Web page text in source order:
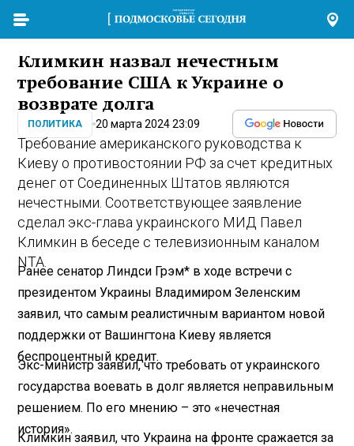
Климкин назвал нечестным
требование США к Украине о
возврате долга
ПОЛИТИКА 20 марта 2024 23:09
Требование американского руководства к
Киеву о противостоянии РФ за счет кредитных
денег от Соединенных Штатов являются
нечестными. Соответствующее заявление
сделал экс-глава украинского МИД Павел
Климкин в беседе с телевизионным каналом
NTA.
Ранее сенатор Линдси Грэм* в ходе встречи с
президентом Украины Владимиром Зеленским
заявил, что самым реалистичным вариантом новой
поддержки от Вашингтона Киеву является
беспроцентный кредит.
Экс-министр заявил, что требовать от украинского
государства воевать в долг является неправильным
решением. По его мнению – это «нечестная
история».
Климкин заявил, что Украина на фронте сражается за